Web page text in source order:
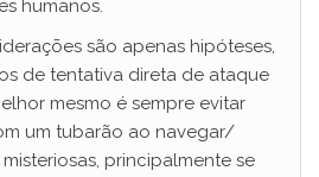
humanos.
são apenas hipóteses,
de tentativa direta de ataque
mesmo é sempre evitar
um tubarão ao navegar/
principalmente se